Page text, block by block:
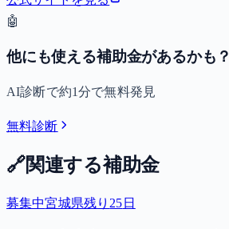
🤖
他にも使える補助金があるかも？
AI診断で約1分で無料発見
無料診断
🔗関連する補助金
募集中宮城県残り25 日